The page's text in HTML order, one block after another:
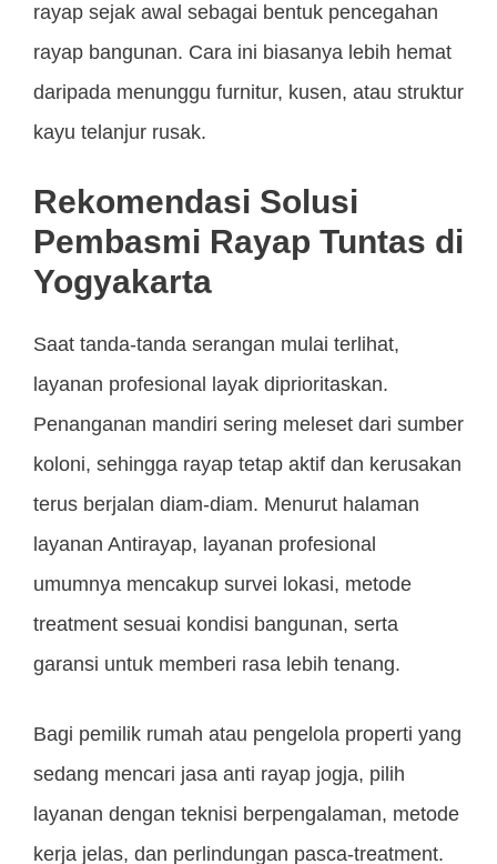
rayap sejak awal sebagai bentuk pencegahan
rayap bangunan. Cara ini biasanya lebih hemat
daripada menunggu furnitur, kusen, atau struktur
kayu telanjur rusak.
Rekomendasi Solusi
Pembasmi Rayap Tuntas di
Yogyakarta
Saat tanda-tanda serangan mulai terlihat,
layanan profesional layak diprioritaskan.
Penanganan mandiri sering meleset dari sumber
koloni, sehingga rayap tetap aktif dan kerusakan
terus berjalan diam-diam. Menurut halaman
layanan Antirayap, layanan profesional
umumnya mencakup survei lokasi, metode
treatment sesuai kondisi bangunan, serta
garansi untuk memberi rasa lebih tenang.
Bagi pemilik rumah atau pengelola properti yang
sedang mencari jasa anti rayap jogja, pilih
layanan dengan teknisi berpengalaman, metode
kerja jelas, dan perlindungan pasca-treatment.